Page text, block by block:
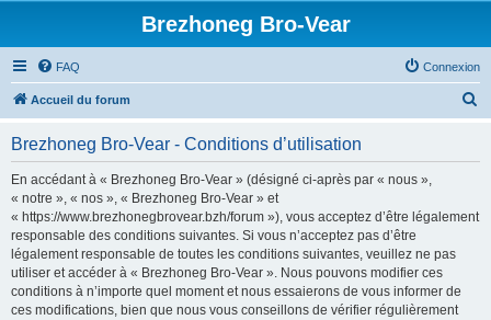
Brezhoneg Bro-Vear
FAQ Connexion
Accueil du forum
Brezhoneg Bro-Vear - Conditions d’utilisation
En accédant à « Brezhoneg Bro-Vear » (désigné ci-après par « nous »,
« notre », « nos », « Brezhoneg Bro-Vear » et
« https://www.brezhonegbrovear.bzh/forum »), vous acceptez d’être légalement
responsable des conditions suivantes. Si vous n’acceptez pas d’être
légalement responsable de toutes les conditions suivantes, veuillez ne pas
utiliser et accéder à « Brezhoneg Bro-Vear ». Nous pouvons modifier ces
conditions à n’importe quel moment et nous essaierons de vous informer de
ces modifications, bien que nous vous conseillons de vérifier régulièrement